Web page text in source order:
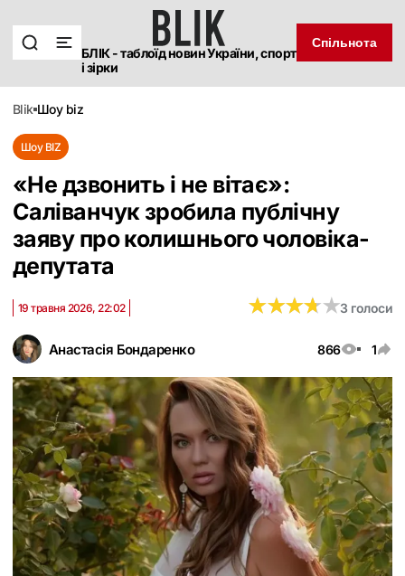
БЛІК - таблоїд новин України, спорт
і зірки
Спільнота
blik шоу biz
Шоу BIZ
«Не дзвонить і не вітає»:
Саліванчук зробила публічну
заяву про колишнього чоловіка-
депутата
Анастасія Бондаренко 866 1
19 травня 2026, 22:02 ★★★★★
★★★★★3 голоси